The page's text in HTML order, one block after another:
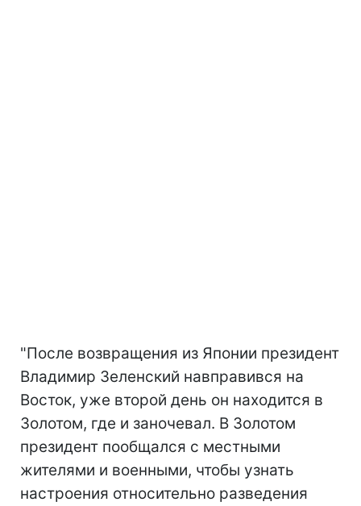
"После возвращения из Японии президент
Владимир Зеленский навправився на
Восток, уже второй день он находится в
Золотом, где и заночевал. В Золотом
президент пообщался с местными
жителями и военными, чтобы узнать
настроения относительно разведения